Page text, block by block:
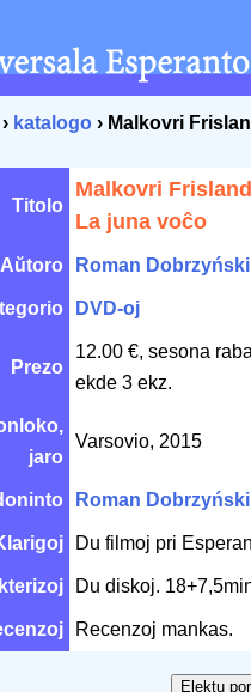
› katalogo › Malkovri
Titolo
Malkovri
La juna voĉo
Aŭtoro Roman Dobrzyński
DVD-oj
Prezo
12.00 €, sesona
ekde 3 ekz.
jaro
Varsovio, 2015
Roman Dobrzyński
Du filmoj pri
Du diskoj.
Recenzoj mankas.